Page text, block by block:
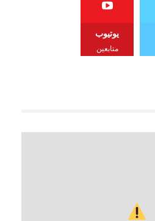
يوتيوب
متابعين